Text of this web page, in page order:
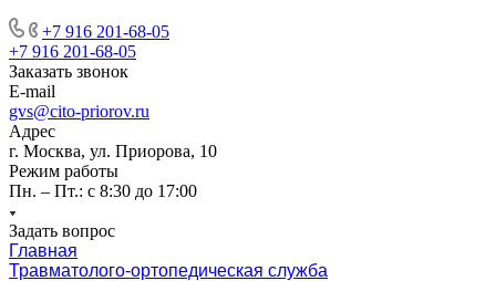
+7 916 201-68-05
+7 916 201-68-05
Заказать звонок
E-mail
gvs@cito-priorov.ru
Адрес
г. Москва, ул. Приорова, 10
Режим работы
Пн. – Пт.: с 8:30 до 17:00
Задать вопрос
Главная
Травматолого-ортопедическая служба